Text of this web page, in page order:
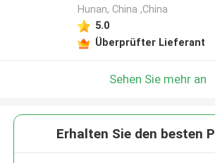
Hunan, China ,China
5.0
Überprüfter Lieferant
Sehen Sie mehr an
Erhalten Sie den besten